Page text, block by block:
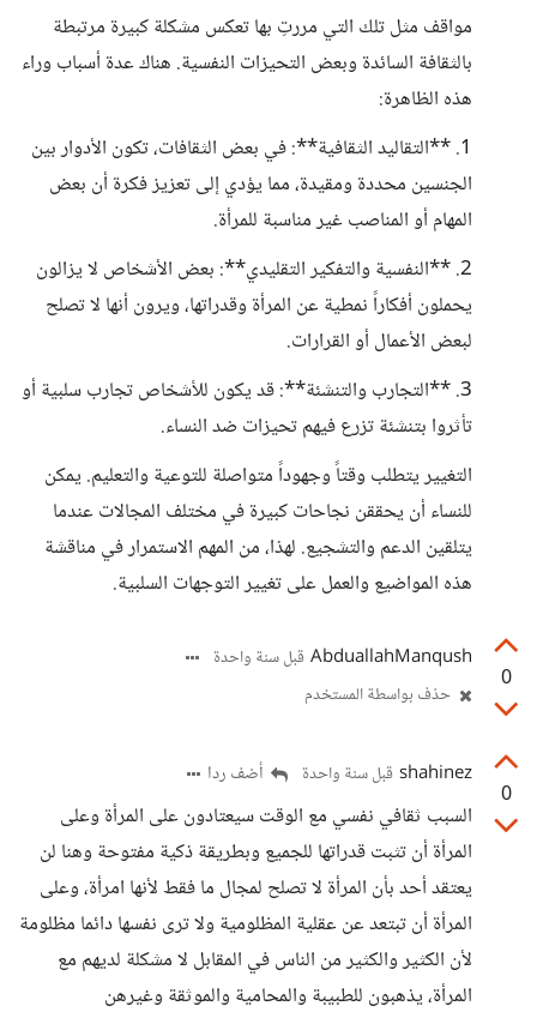
مواقف مثل تلك التي مررتِ بها تعكس مشكلة كبيرة مرتبطة
بالثقافة السائدة وبعض التحيزات النفسية. هناك عدة أسباب وراء
هذه الظاهرة:
1. **التقاليد الثقافية**: في بعض الثقافات، تكون الأدوار بين
الجنسين محددة ومقيدة، مما يؤدي إلى تعزيز فكرة أن بعض
المهام أو المناصب غير مناسبة للمرأة.
2. **النفسية والتفكير التقليدي**: بعض الأشخاص لا يزالون
يحملون أفكاراً نمطية عن المرأة وقدراتها، ويرون أنها لا تصلح
لبعض الأعمال أو القرارات.
3. **التجارب والتنشئة**: قد يكون للأشخاص تجارب سلبية أو
تأثروا بتنشئة تزرع فيهم تحيزات ضد النساء.
التغيير يتطلب وقتاً وجهوداً متواصلة للتوعية والتعليم. يمكن
للنساء أن يحققن نجاحات كبيرة في مختلف المجالات عندما
يتلقين الدعم والتشجيع. لهذا، من المهم الاستمرار في مناقشة
هذه المواضيع والعمل على تغيير التوجهات السلبية.
0
AbduallahManqush قبل سنة واحدة
حذف بواسطة المستخدم
0
shahinez قبل سنة واحدة أضف ردا
السبب ثقافي نفسي مع الوقت سيعتادون على المرأة وعلى
المرأة أن تثبت قدراتها للجميع وبطريقة ذكية مفتوحة وهنا لن
يعتقد أحد بأن المرأة لا تصلح لمجال ما فقط لأنها امرأة، وعلى
المرأة أن تبتعد عن عقلية المظلومية ولا ترى نفسها دائما مظلومة
لأن الكثير والكثير من الناس في المقابل لا مشكلة لديهم مع
المرأة، يذهبون للطبيبة والمحامية والموثقة وغيرهن